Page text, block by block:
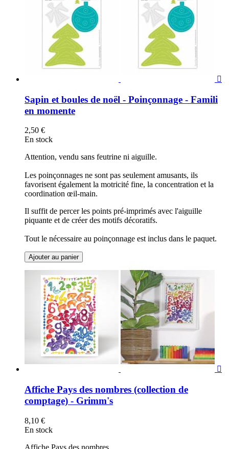

Sapin et boules de noël - Poinçonnage - Famili
en momente
2,50 €
En stock
Attention, vendu sans feutrine ni aiguille.
Les poinçonnages ne sont pas seulement amusants, ils
favorisent également la motricité fine, la concentration et la
coordination œil-main.
Il suffit de percer les points pré-imprimés avec l'aiguille
piquante et de créer des motifs décoratifs.
Tout le nécessaire au poinçonnage est inclus dans le paquet.
Ajouter au panier

Affiche Pays des nombres (collection de
comptage) - Grimm's
8,10 €
En stock
Affiche Pays des nombres